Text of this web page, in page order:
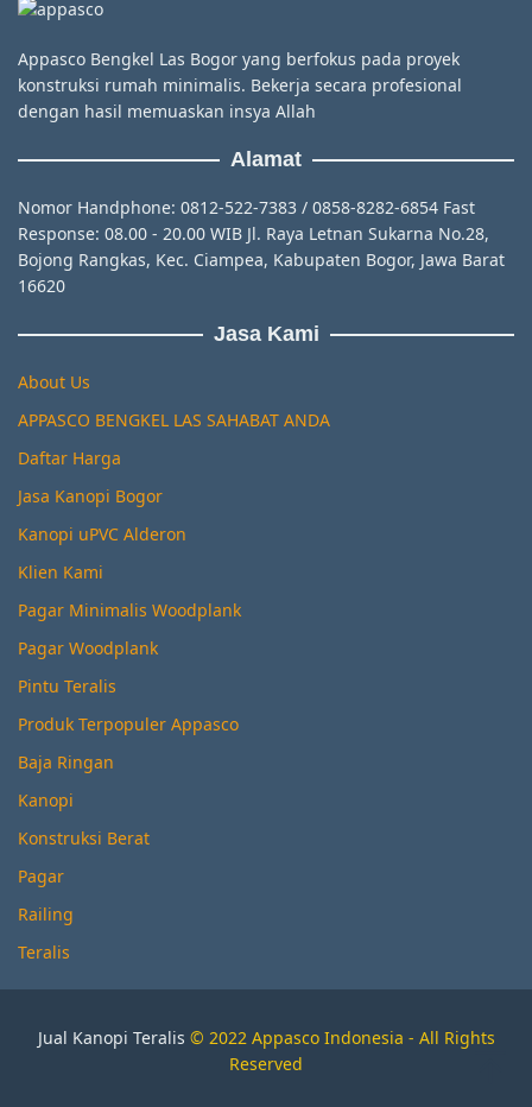
Appasco Bengkel Las Bogor yang berfokus pada proyek
konstruksi rumah minimalis. Bekerja secara profesional
dengan hasil memuaskan insya Allah
Alamat
Nomor Handphone: 0812-522-7383 / 0858-8282-6854 Fast
Response: 08.00 - 20.00 WIB Jl. Raya Letnan Sukarna No.28,
Bojong Rangkas, Kec. Ciampea, Kabupaten Bogor, Jawa Barat
16620
Jasa Kami
About Us
APPASCO BENGKEL LAS SAHABAT ANDA
Daftar Harga
Jasa Kanopi Bogor
Kanopi uPVC Alderon
Klien Kami
Pagar Minimalis Woodplank
Pagar Woodplank
Pintu Teralis
Produk Terpopuler Appasco
Baja Ringan
Kanopi
Konstruksi Berat
Pagar
Railing
Teralis
Jual Kanopi Teralis © 2022 Appasco Indonesia - All Rights
Reserved